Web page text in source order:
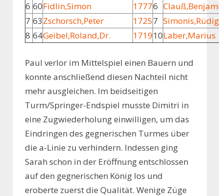
6 60Fidlin,Simon 17776
7 63Zschorsch,Peter 17257
8 64Geibel,Roland,Dr. 171910Laber,Marius
Paul verlor im Mittelspiel einen Bauern und
konnte anschließend diesen Nachteil nicht
mehr ausgleichen. Im beidseitigen
Turm/Springer-Endspiel musste Dimitri in
eine Zugwiederholung einwilligen, um das
Eindringen des gegnerischen Turmes über
die a-Linie zu verhindern. Indessen ging
Sarah schon in der Eröffnung entschlossen
auf den gegnerischen König los und
eroberte zuerst die Qualität. Wenige Züge